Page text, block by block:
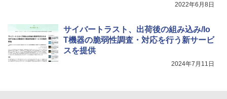
2022年6月8日
サイバートラスト、出荷後の組み込み/Io
T機器の脆弱性調査・対応を行う新サービ
スを提供
2024年7月11日